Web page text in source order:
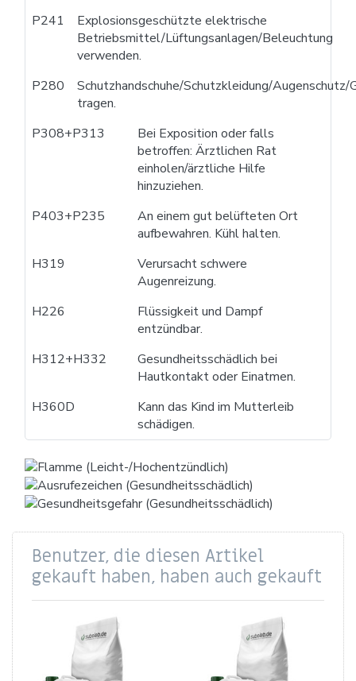
P241
Explosionsgeschützte elektrische
Betriebsmittel/Lüftungsanlagen/Beleuchtung
verwenden.
P280
Schutzhandschuhe/Schutzkleidung/Augenschutz/
tragen.
P308+P313
Bei Exposition oder falls
betroffen: Ärztlichen Rat
einholen/ärztliche Hilfe
hinzuziehen.
P403+P235
An einem gut belüfteten Ort
aufbewahren. Kühl halten.
H319
Verursacht schwere
Augenreizung.
H226
Flüssigkeit und Dampf
entzündbar.
H312+H332
Gesundheitsschädlich bei
Hautkontakt oder Einatmen.
H360D
Kann das Kind im Mutterleib
schädigen.
Benutzer, die diesen Artikel
gekauft haben, haben auch gekauft